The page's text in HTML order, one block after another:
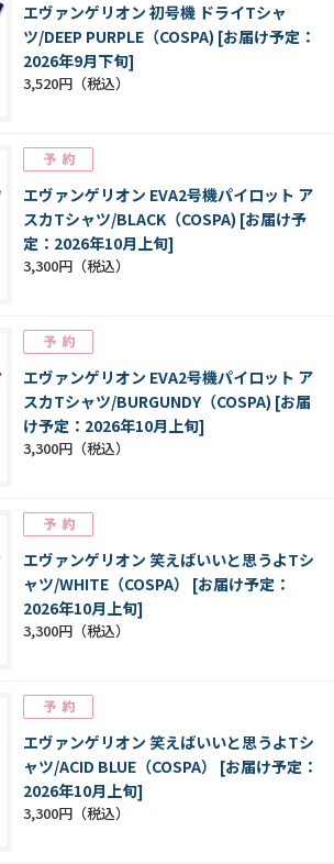
エヴァンゲリオン 初号機 ドライTシャ
ツ/DEEP PURPLE（COSPA) [お届け予定：
2026年9月下旬]
3,520円
エヴァンゲリオン EVA2号機パイロット ア
スカTシャツ/BLACK（COSPA) [お届け予
定：2026年10月上旬]
3,300円
エヴァンゲリオン EVA2号機パイロット ア
スカTシャツ/BURGUNDY（COSPA) [お届
け予定：2026年10月上旬]
3,300円
エヴァンゲリオン 笑えばいいと思うよTシ
ャツ/WHITE（COSPA） [お届け予定：
2026年10月上旬]
3,300円
エヴァンゲリオン 笑えばいいと思うよTシ
ャツ/ACID BLUE（COSPA） [お届け予定：
2026年10月上旬]
3,300円